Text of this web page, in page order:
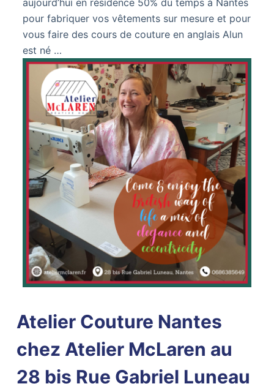
aujourd’hui en résidence 50% du temps à Nantes
pour fabriquer vos vêtements sur mesure et pour
vous faire des cours de couture en anglais Alun
est né …
Atelier Couture Nantes
chez Atelier McLaren au
28 bis Rue Gabriel Luneau